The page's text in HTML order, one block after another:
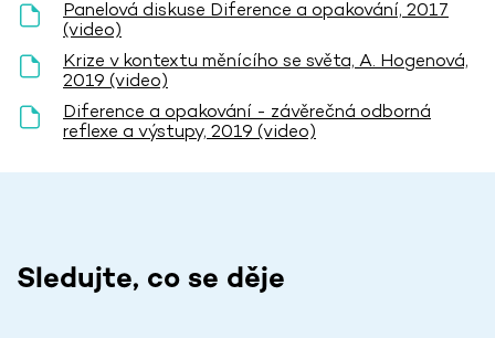
Panelová diskuse Diference a opakování, 2017
(video)
Krize v kontextu měnícího se světa, A. Hogenová,
2019 (video)
Diference a opakování - závěrečná odborná
reflexe a výstupy, 2019 (video)
Sledujte, co se děje